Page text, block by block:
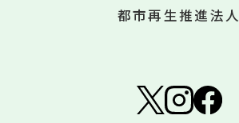
都市再生推進法人